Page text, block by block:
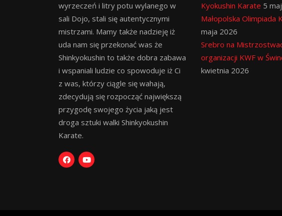
wyrzeczeń i litry potu wylanego w
sali Dojo, stali się autentycznymi
mistrzami. Mamy także nadzieję iż
uda nam się przekonać was że
Shinkyokushin to także dobra zabawa
i wspaniali ludzie co spowoduje iż Ci
z was, którzy ciągle się wahają,
zdecydują się rozpocząć największą
przygodę swojego życia jaką jest
droga sztuki walki Shinkyokushin
Karate.
Kyokushin Karate 5
Małopolska Olimpiada
maja 2026
Srebro na
organizacji KWF w
kwietnia 2026